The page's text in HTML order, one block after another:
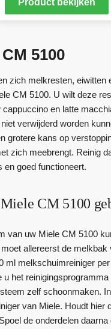
Product bekijken
5100
zich melkresten,
CM 5100. U wilt deze
en latte
verwijderd worden
grotere kans op
zich meebrengt. Reinig
goed functioneert.
CM 5100
van uw Miele CM 5100
allereerst de
ml melkschuimreiniger
het
zelf schoonmaken.
van Miele. Houdt
de onderdelen